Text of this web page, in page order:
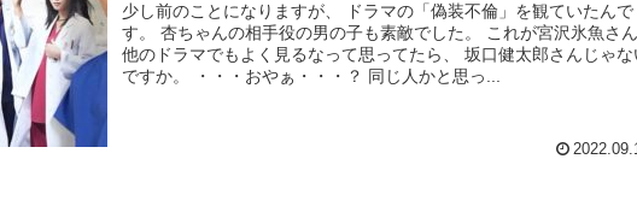
少し前のことになりますが、 ドラマの「偽装不倫」を観ていたんで
す。 杏ちゃんの相手役の男の子も素敵でした。 これが宮沢氷魚さん
他のドラマでもよく見るなって思ってたら、 坂口健太郎さんじゃな
ですか。 ・・・おやぁ・・・？ 同じ人かと思っ...